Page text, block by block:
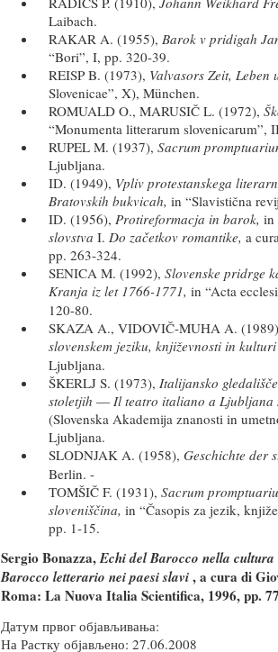
Laibach.
RAKAR A. (1955), Barok v pridigah
“Bori”, I, pp. 320-39.
REISP B. (1973), Valvasors Zeit, Leben
Slovenicae”, X), München.
ROMUALD O., MARUSIČ L. (1972),
“Monumenta litterarum slovenicarum”,
RUPEL M. (1937), Sacrum
Ljubljana.
ID. (1949), Vpliv protestanskega
Bratovskih bukvicah, in “Slavistična
ID. (1956), Protireformacja in barok, in
slovstva I. Do začetkov romantike, a
pp. 263-324.
SENICA M. (1992), Slovenske pridrge
Kranja iz let 1766-1771, in “Acta
120-80.
SKAZA A., VIDOVIČ-MUHA A.
slovenskem jeziku, književnosti in
Ljubljana.
ŠKERLJ S. (1973), Italijansko
stoletjih — Il teatro italiano a Ljubljana
(Slovenska Akademija znanosti in
Ljubljana.
SLODNJAK A. (1958), Geschichte der
Berlin. -
TOMŠIČ F. (1931), Sacrum
sloveniščina, in “Časopis za jezik,
pp. 1-15.
Sergio Bonazza,Echi del Barocco nella
Barocco letterario nei paesi slavi, a cura di
Roma: La Nuova Italia Scientifica, 1996, pp.
Датум првог објављивања:
На Растку објављено: 27.06.2008